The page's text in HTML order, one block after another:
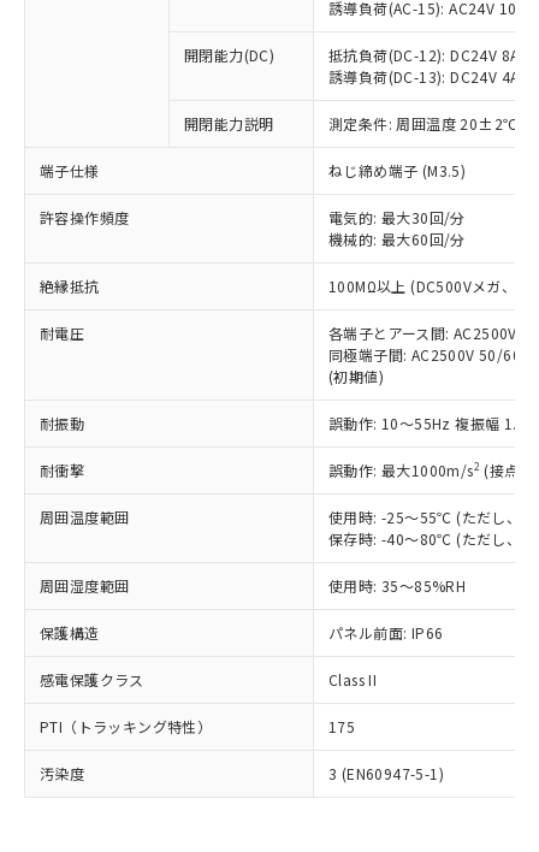
誘導負荷(AC-15): AC24V
開閉能力(DC)
抵抗負荷(DC-12): DC24V 8A/
誘導負荷(DC-13): DC24V 4A/
開閉能力説明 測定条件: 周囲温度 20±2℃、
端子仕様 ねじ締め端子 (M3.5)
許容操作頻度
電気的: 最大30回/分
機械的: 最大60回/分
絶縁抵抗 100MΩ以上 (DC500Vメガ、点
耐電圧
各端子とアース間: AC2500V
同極端子間: AC2500V 50/
(初期値)
耐振動 誤動作: 10～55Hz 複振幅
耐衝撃 誤動作: 最大1000m/s2 (接点
周囲温度範囲
使用時: -25～55℃ (ただし、氷
保存時: -40～80℃ (ただし、氷
周囲湿度範囲 使用時: 35～85%RH
保護構造 パネル前面: IP66
感電保護クラス Class II
PTI（トラッキング特性） 175
汚染度 3 (EN60947-5-1)
本サービスの対象外となる商品もある
在庫状況および標準価格照会結果は、
記載している更新日時点での社内デー
タに基づき作成されるものであり、閲
覧された時点での実際の在庫および標
準価格とは異なる場合があることをご
正式な納期状況および標準価格はお客
様のお取引先、またはお客様担当のオ
ムロン制御機器販売店・当社販売員に
販売ネットワーク
」をご確認
在庫状況および標準価格結果を当社の
事前の承諾なく第三者に漏洩または開
示しないようお願いします。
マイパーツ機能（部品リスト作成サー
ビス）をご利用いただくには、I-Web
メンバーズにご登録されている必要が
登録された部品リストについて、当社
および当社の共同利用者が、当社の製
品・サービスに関するお客様との取
引・商談に必要な範囲で利用すること
※当社の共同利用者とは、"個人情報
の「1.共同利
用者の範囲」に記載されている法人を
指します。
いたものが、含有品と判明した場合などや
むを得ず変更することがあります。
鉛(Pb) 1000ppm以下、 水銀(Hg) 1000ppm以下、 カド
類(PBB) 1000ppm以下、ポリ臭化ジフェニルエーテル類
(PBDE) 1000ppm以下、フタル酸ビス(2-エチルヘキシ
ル) (DEHP)(別名：DOP) 1000ppm以下、フタル酸ブチ
ルベンジル（BBP） 1000ppm以下、フタル酸ジブチル
（DBP） 1000ppm以下、フタル酸ジイソブチル
但し、RoHS指令で産業用監視および制御機器に対する
図的な使用がないことを確認しています。
部品在庫の切り替え状況などにより、予定
月が前後することがあります。
※3 非含有証明書ダウンロード
下記の非含有証明書をダウンロードするこ
EU RoHS指令（10物質）の非含有証明書
51物質の非含有証明書（当社基準）
※本証明書は発行日時点で非含有を証明す
るもので、過去に遡って非含有を証明する
基準値を超えていることを示します。
「－」：未確認です。当社販売部門へお問
*中国RoHS10物質の基準値 (GB/T26572)：
Pb(鉛) :1000ppm、 Hg(水銀) : 1000ppm、 Cd(カドミウ
ム) : 100ppm、
Cr(Ⅵ)(六価クロム) : 1000ppm、 PBBs(ポリ臭化ビフェ
ニル類) : 1000ppm、 PBDEs(ポリ臭化ジフェニルエーテ
ル類) : 1000ppm、
DBP(フタル酸ジブチル) : 1000ppm、 DIBP(フタル酸ジ
イソブチル) : 1000ppm、 BBP(フタル酸ブチルベンジ
DEHP(フタル酸ビス(2-エチルヘキシル)) : 1000ppm
準値以下であることを示します。
「10」：通常の使用状況下において有害物
質が外部に漏えいし、環境に深刻な影響を
及ぼさない年数を意味します。
「－」：未確認です。当社販売部門へお問
当社は、これら貴社製品のうち、外国
為替および外国貿易法に定める商品
（以下｢規制貨物等」という）を輸出
国政府の輸出許可(または役務取引許
可)を取得するなどの必要な手続きを
当社は規制貨物を破棄する場合は、完
全に破砕するなど、違法に輸出されな
いよう必要な手段を講じます。
当社は貴社製品を、核兵器、ミサイ
ル、化学兵器、生物兵器またはその他
武器並びにこれらの製造装置等に一切
当社は、貴社製品を第三者に販売する
場合は、上記1、2および3の内容を当
該第三者に通知します。また当社は、
販売先および販売に係わる関係者が違
法に輸出するおそれがある場合は、取
り引きをいたしません。
説明
一定数以上の在庫あり
一定数には満たないが在庫あり
在庫なし(最新の在庫状況につ
いては、お客様のお取引先、ま
たはお客様担当のオムロン制御
機器販売店・当社販売員にご確
受注生産機種、また在庫状況の
情報を公開していない機種